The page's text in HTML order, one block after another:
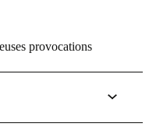
provocations